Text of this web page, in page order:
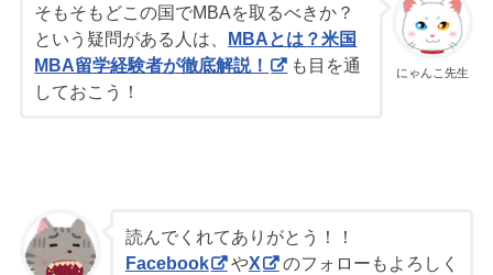
にゃんこ先生
そもそもどこの国でMBAを取るべきか？
という疑問がある人は、 MBAとは？米国
MBA留学経験者が徹底解説！
も目を通
しておこう！
読んでくれてありがとう！！
Facebook
やX
のフォローもよろしく